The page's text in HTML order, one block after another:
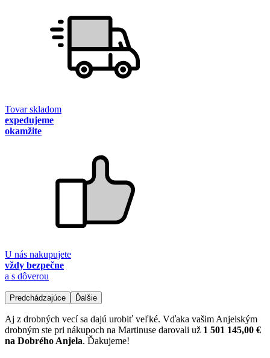
Tovar skladom
expedujeme
okamžite
U nás nakupujete
vždy bezpečne
a s dôverou
Predchádzajúce Ďalšie
Aj z drobných vecí sa dajú urobiť veľké. Vďaka vašim Anjelským
drobným ste pri nákupoch na Martinuse darovali už 1 501 145,00 €
na Dobrého Anjela. Ďakujeme!